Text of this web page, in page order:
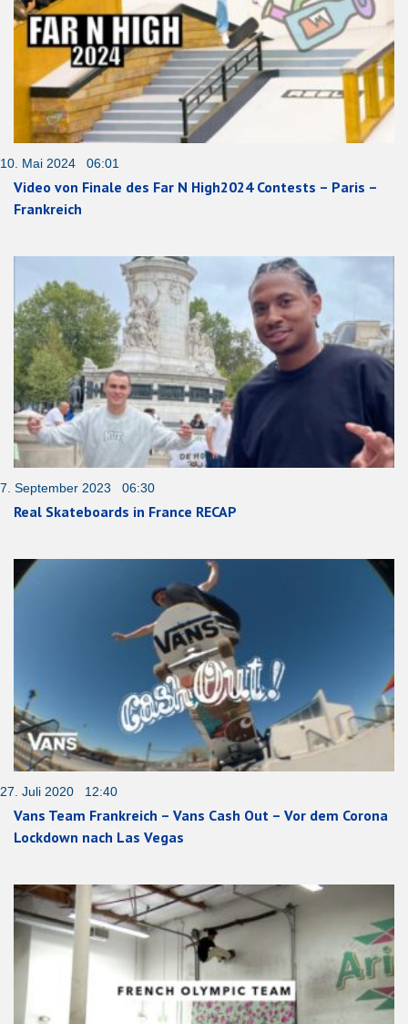
10. Mai 2024 06:01
Video von Finale des Far N High2024 Contests – Paris –
Frankreich
7. September 2023 06:30
Real Skateboards in France RECAP
27. Juli 2020 12:40
Vans Team Frankreich – Vans Cash Out – Vor dem Corona
Lockdown nach Las Vegas